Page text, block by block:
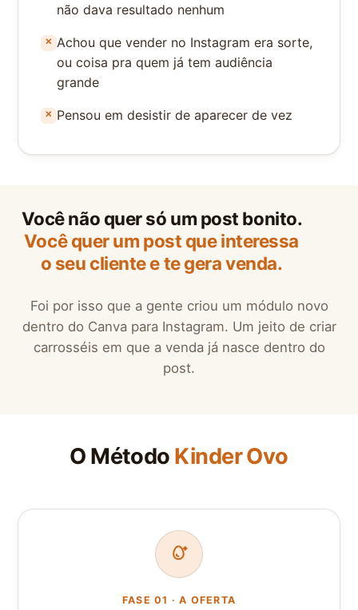
não dava resultado nenhum
Achou que vender no Instagram era sorte,
ou coisa pra quem já tem audiência
grande
Pensou em desistir de aparecer de vez
Você não quer só um post bonito.
Você quer um post que interessa
o seu clientee te gera venda.
Foi por isso que a gente criou um módulo novo
dentro do Canva para Instagram. Um jeito de criar
carrosséis em que a venda já nasce dentro do
post.
O Método Kinder Ovo
FASE 01 · A OFERTA